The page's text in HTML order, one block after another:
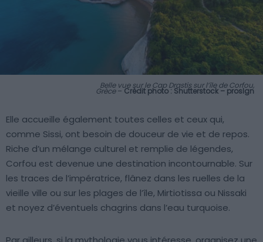
Belle vue sur le Cap Drastis sur l’île de Corfou,
Grèce–Crédit photo : Shutterstock – proslgn
Elle accueille également toutes celles et ceux qui,
comme Sissi, ont besoin de douceur de vie et de repos.
Riche d’un mélange culturel et remplie de légendes,
Corfou est devenue une destination incontournable. Sur
les traces de l’impératrice, flânez dans les ruelles de la
vieille ville ou sur les plages de l’île, Mirtiotissa ou Nissaki
et noyez d’éventuels chagrins dans l’eau turquoise.